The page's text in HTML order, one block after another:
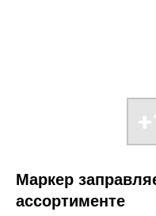
Маркер
ассортименте